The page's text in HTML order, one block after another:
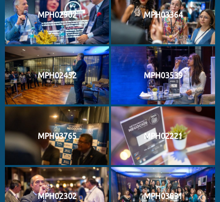
MPH02902 MPH03364
MPH02452 MPH03539
MPH03765 MPH02221
MPH02302 MPH03831